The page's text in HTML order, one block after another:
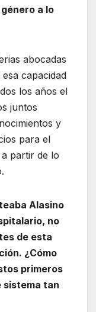
a lo
abocadas
capacidad
los años el
juntos
y
para el
partir de lo
Alasino
no
de esta
¿Cómo
primeros
sistema tan